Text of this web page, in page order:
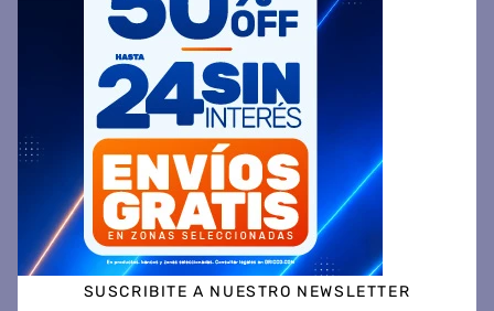
X6 30W BT USB
799 50 % OFF
PRECIO CONTADO
95.219
Precio sin impuestos
nacionales $ 66.124
COMPRAR
94HP350BT Inalámbricos
Bluetooth 5.0 Negro
$ 92
$51.499
Precio sin impuestos
nacionales $ 46.817
COMPRAR
SUSCRIBITE A NUESTRO NEWSLETTER